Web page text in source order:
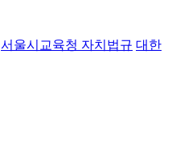
서울시교육청 자치법규 대한